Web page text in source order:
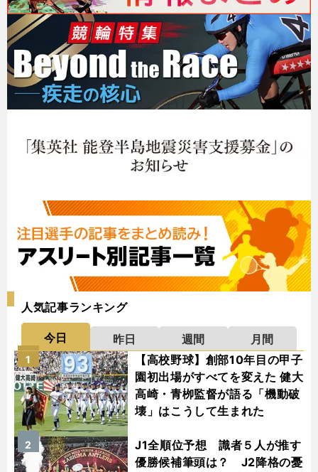
人気記事ランキング
今日 昨日 週間
月間
【高校野球】創部10年目の甲子
園初出場がすべてを変えた 健大
高崎・青栁監督が語る「機動破
壊」はこうして生まれた
1
J1全順位予想 識者５人が推す
優勝候補筆頭は？ J2降格の憂
2